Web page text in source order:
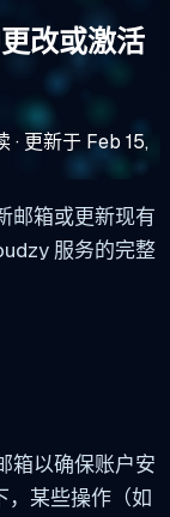
改或激活
· 更新于 Feb 15,
邮箱或更新现有
服务的完整
箱以确保账户安
，某些操作（如